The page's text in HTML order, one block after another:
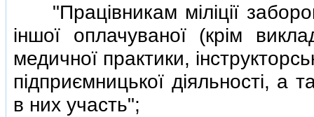
"Працiвникам мiлiцiї
iншої оплачуваної (крiм
медичної практики,
пiдприємницької дiяльностi, а
в них участь";